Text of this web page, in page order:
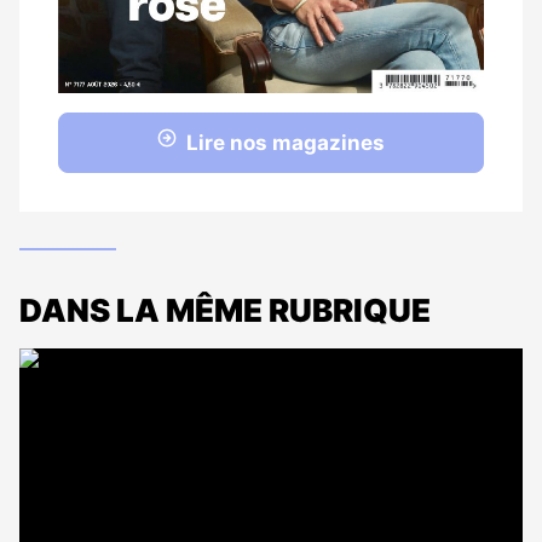
Lire nos magazines
DANS LA MÊME RUBRIQUE